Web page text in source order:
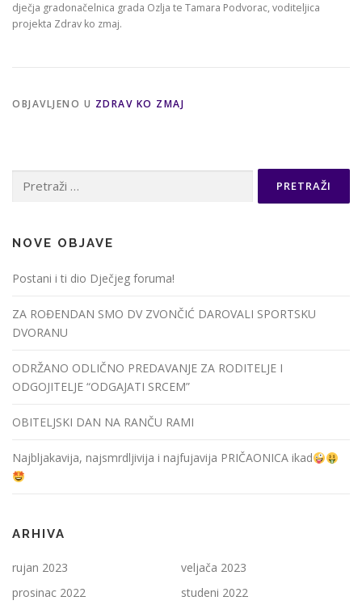
dječja gradonačelnica grada Ozlja te Tamara Podvorac, voditeljica
projekta Zdrav ko zmaj.
OBJAVLJENO U ZDRAV KO ZMAJ
NOVE OBJAVE
Postani i ti dio Dječjeg foruma!
ZA ROĐENDAN SMO DV ZVONČIĆ DAROVALI SPORTSKU
DVORANU
ODRŽANO ODLIČNO PREDAVANJE ZA RODITELJE I
ODGOJITELJE “ODGAJATI SRCEM”
OBITELJSKI DAN NA RANČU RAMI
Najbljakavija, najsmrdljivija i najfujavija PRIČAONICA ikad
ARHIVA
rujan 2023
veljača 2023
prosinac 2022
studeni 2022